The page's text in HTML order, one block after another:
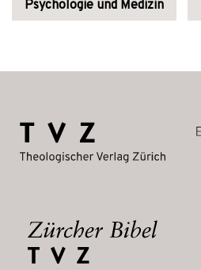
Psychologie und Medizin